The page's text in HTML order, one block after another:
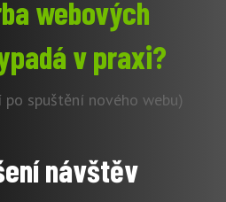
webových
v praxi?
spuštění nového webu)
návštěv